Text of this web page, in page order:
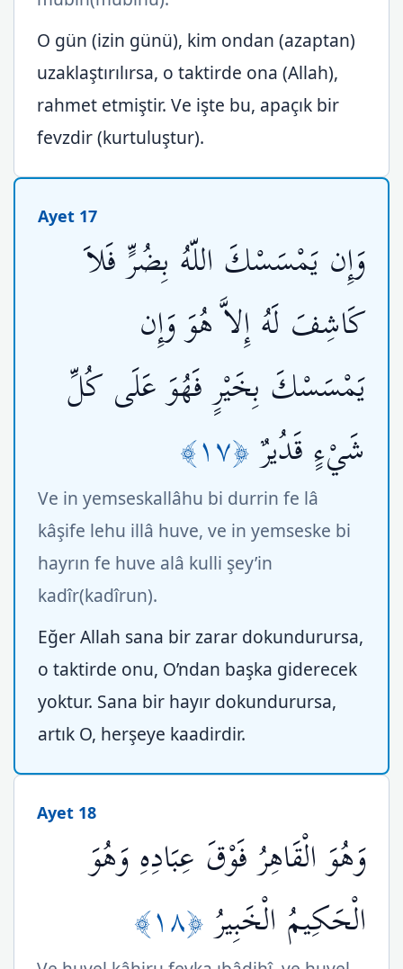
O gün (izin günü), kim ondan (azaptan)
uzaklaştırılırsa, o taktirde ona (Allah),
rahmet etmiştir. Ve işte bu, apaçık bir
fevzdir (kurtuluştur).
Ayet 17
وَإِن يَمْسَسْكَ اللّهُ بِضُرٍّ فَلاَ
كَاشِفَ لَهُ إِلاَّ هُوَ وَإِن
يَمْسَسْكَ بِخَيْرٍ فَهُوَ عَلَى كُلِّ
شَيْءٍ قَدُيرٌ﴿١٧﴾
Ve in yemseskallâhu bi durrin fe lâ
kâşife lehu illâ huve, ve in yemseske bi
hayrın fe huve alâ kulli şey’in
kadîr(kadîrun).
Eğer Allah sana bir zarar dokundurursa,
o taktirde onu, O’ndan başka giderecek
yoktur. Sana bir hayır dokundurursa,
artık O, herşeye kaadirdir.
Ayet 18
وَهُوَ الْقَاهِرُ فَوْقَ عِبَادِهِ وَهُوَ
الْحَكِيمُ الْخَبِيرُ﴿١٨﴾